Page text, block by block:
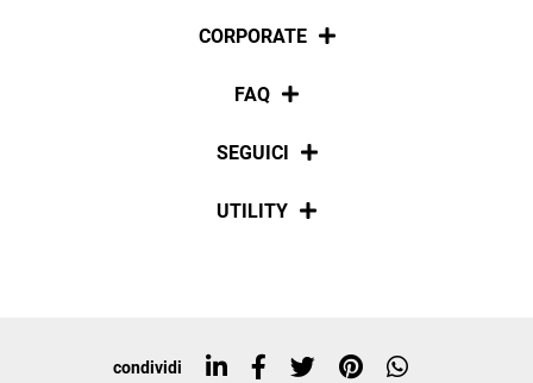
CORPORATE
Chi siamo
FAQ
Pagamenti
SEGUICI
Social
UTILITY
Top ricerche
condividi